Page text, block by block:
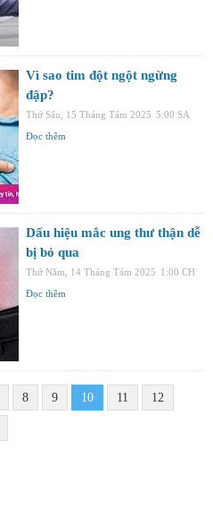
Vì sao tim đột ngột ngừng
đập?
Thứ Sáu, 15 Tháng Tám 2025 5:00 SA
Đọc thêm
Dấu hiệu mắc ung thư thận dễ
bị bỏ qua
Thứ Năm, 14 Tháng Tám 2025 1:00 CH
Đọc thêm
8 9 10 11 12